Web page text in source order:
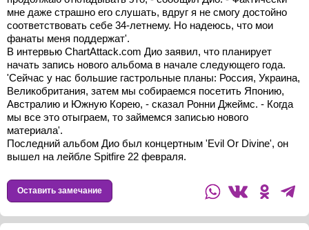
мне даже страшно его слушать, вдруг я не смогу достойно
соответствовать себе 34-летнему. Но надеюсь, что мои
фанаты меня поддержат'.
В интервью ChartAttack.com Дио заявил, что планирует
начать запись нового альбома в начале следующего года.
'Сейчас у нас большие гастрольные планы: Россия, Украина,
Великобритания, затем мы собираемся посетить Японию,
Австралию и Южную Корею, - сказал Ронни Джеймс. - Когда
мы все это отыграем, то займемся записью нового
материала'.
Последний альбом Дио был концертным 'Evil Or Divine', он
вышел на лейбле Spitfire 22 февраля.
Оставить замечание